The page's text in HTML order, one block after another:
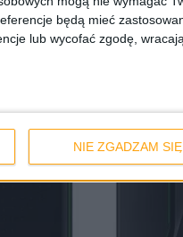
będą mieć
lub wycofać zgodę,
NIE ZGADZAM SIĘ